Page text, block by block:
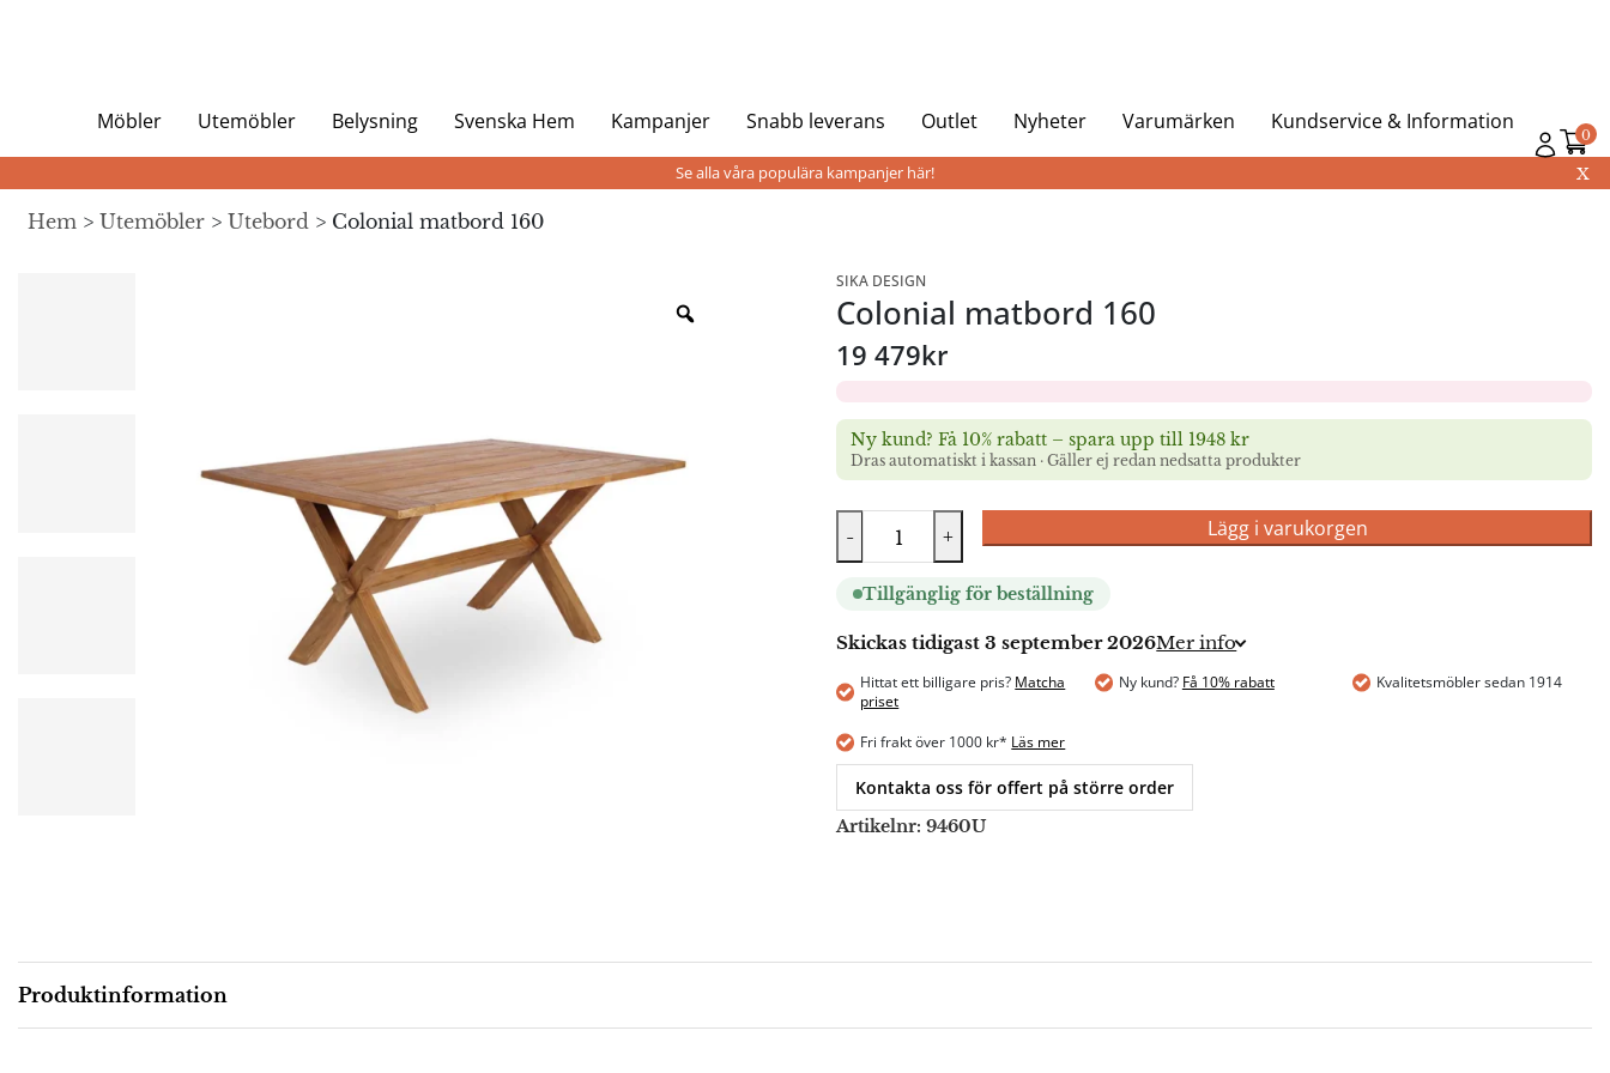
0
Möbler Utemöbler Belysning Svenska Hem Kampanjer Snabb leverans Outlet Nyheter Varumärken Kundservice & Information
Se alla våra populära kampanjer här! X
Hem > Utemöbler > Utebord > Colonial matbord 160
SIKA DESIGN
Colonial matbord 160
19 479kr
Ny kund? Få 10% rabatt – spara upp till 1948 kr
Dras automatiskt i kassan · Gäller ej redan nedsatta produkter
- + Lägg i varukorgen
Tillgänglig för beställning
Skickas tidigast 3 september 2026Mer info
Hittat ett billigare pris? Matcha
priset
Ny kund? Få 10% rabatt Kvalitetsmöbler sedan 1914
Fri frakt över 1000 kr* Läs mer
Kontakta oss för offert på större order
Artikelnr:9460U
Produktinformation